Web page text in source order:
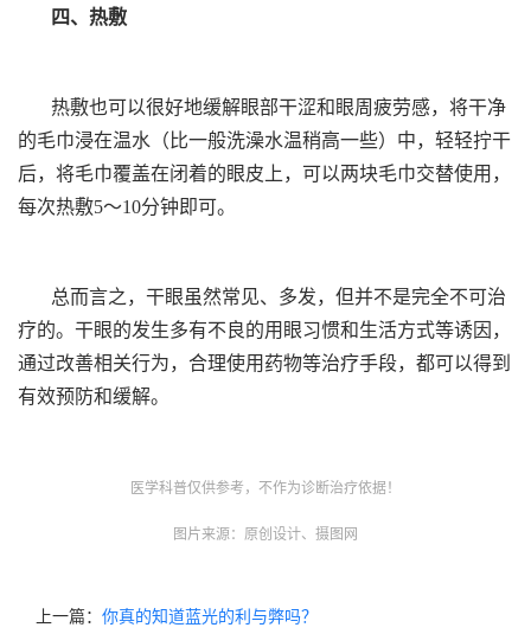
四、热敷
热敷也可以很好地缓解眼部干涩和眼周疲劳感，将干净
的毛巾浸在温水（比一般洗澡水温稍高一些）中，轻轻拧干
后，将毛巾覆盖在闭着的眼皮上，可以两块毛巾交替使用，
每次热敷5～10分钟即可。
总而言之，干眼虽然常见、多发，但并不是完全不可治
疗的。干眼的发生多有不良的用眼习惯和生活方式等诱因，
通过改善相关行为，合理使用药物等治疗手段，都可以得到
有效预防和缓解。
医学科普仅供参考，不作为诊断治疗依据！
图片来源：原创设计、摄图网
上一篇： 你真的知道蓝光的利与弊吗？